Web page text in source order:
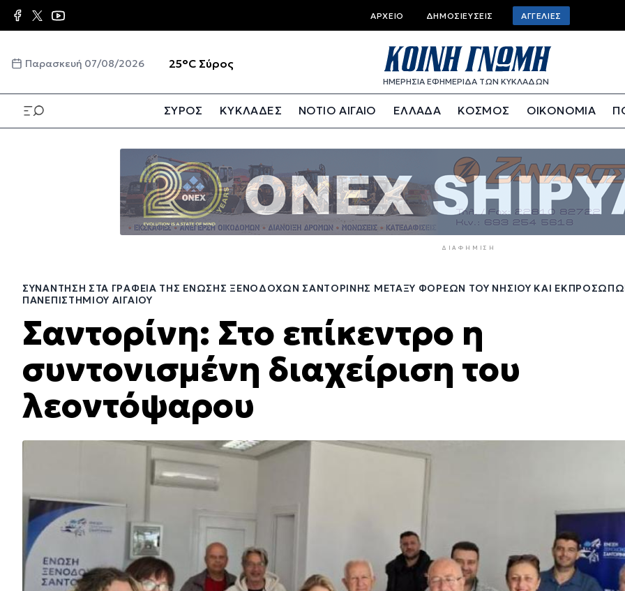
Παράκαμψη
προς
κυρίως
Top
bar
menu
ΑΡΧΕΊΟ ΔΗΜΟΣΙΕΎΣΕΙΣ ΑΓΓΕΛΊΕΣ
Παρασκευή 07/08/2026 25°C Σύρος
ΗΜΕΡΗΣΙΑ ΕΦΗΜΕΡΙΔΑ ΤΩΝ ΚΥΚΛΑΔΩΝ
ΣΥΡΟΣ ΚΥΚΛΑΔΕΣ ΝΟΤΙΟ ΑΙΓΑΙΟ ΕΛΛΑΔΑ ΚΟΣΜΟΣ ΟΙΚΟΝΟΜΙΑ
ΔΙΑΦΉΜΙΣΗ
ΣΥΝΆΝΤΗΣΗ ΣΤΑ ΓΡΑΦΕΊΑ ΤΗΣ ΈΝΩΣΗΣ ΞΕΝΟΔΌΧΩΝ ΣΑΝΤΟΡΊΝΗΣ ΜΕΤΑΞΎ ΦΟΡΈΩΝ ΤΟΥ ΝΗΣΙΟΎ ΚΑΙ
ΠΑΝΕΠΙΣΤΗΜΊΟΥ ΑΙΓΑΊΟΥ
Σαντορίνη: Στο επίκεντρο η
συντονισμένη διαχείριση του
λεοντόψαρου